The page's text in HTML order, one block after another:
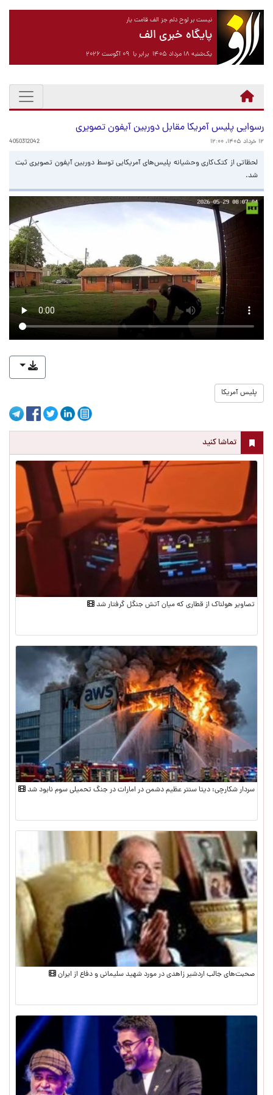
نیست بر لوح دلم جز الف قامت یار
پایگاه خبری الف
یک‌شنبه ۱۸ مرداد ۱۴۰۵ برابر با ۰۹ آگوست ۲۰۲۶
رسوایی پلیس آمریکا مقابل دوربین آیفون تصویری
۱۲ خرداد ۱۴۰۵، ۱۲:۰۰ 4050312042
لحظاتی از کتک‌کاری وحشیانه پلیس‌های آمریکایی توسط دوربین آیفون تصویری ثبت
شد.
پلیس آمریکا
تماشا کنید
تصاویر هولناک از قطاری که میان آتش جنگل گرفتار شد
سردار شکارچی: دیتا سنتر عظیم دشمن در امارات در جنگ تحمیلی سوم نابود شد
صحبت‌های جالب اردشیر زاهدی در مورد شهید سلیمانی و دفاع از ایران